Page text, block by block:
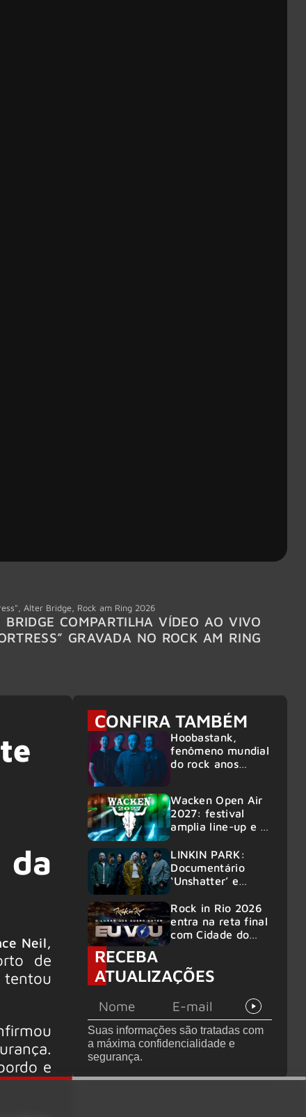
Alter Bridge Rock am Ring 2026
BRIDGE COMPARTILHA VÍDEO AO VIVO
GRAVADA NO ROCK AM RING
Neil,
de
e
CONFIRA TAMBÉM
Hoobastank,
fenômeno mundial
do rock anos
shows
Wacken Open Air
2027: festival
amplia line-up e já
50 bandas
LINKIN PARK:
Documentário
‘Unshatter’ e
anunciados
Rock in Rio 2026
entra na reta final
com Cidade do
acelerada e line-
up completo
confirmado
RECEBA
ATUALIZAÇÕES
Suas informações são tratadas com
a máxima confidencialidade e
segurança.